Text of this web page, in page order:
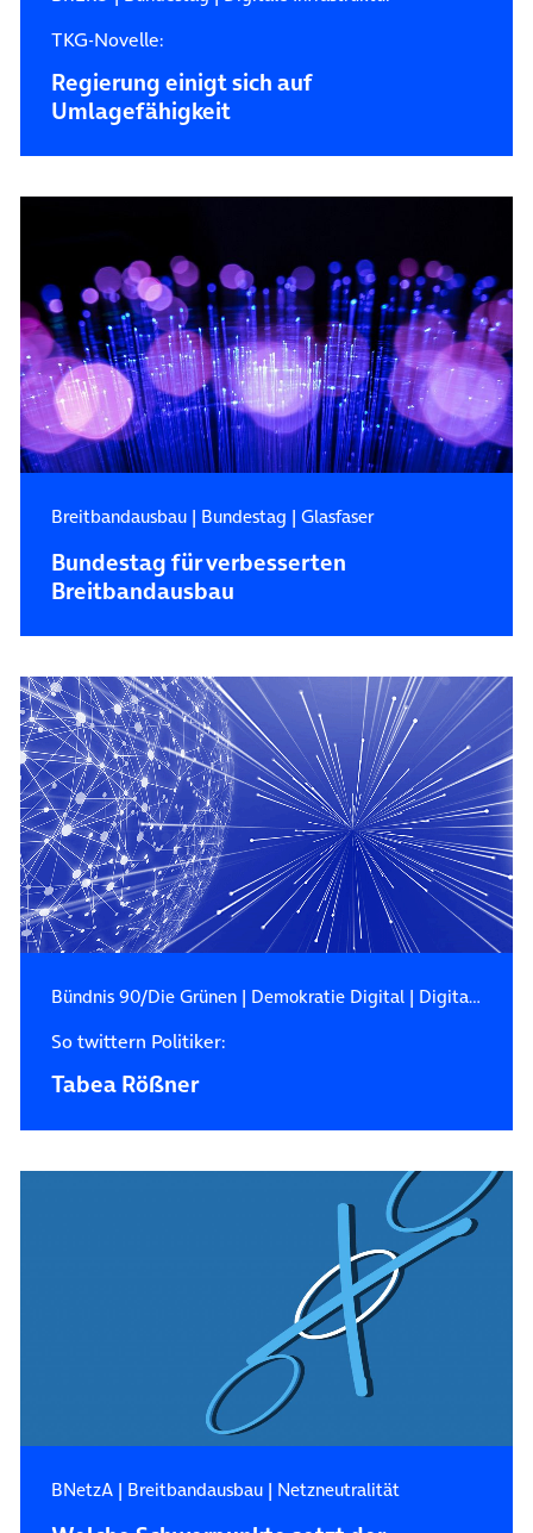
TKG-Novelle:
Regierung einigt sich auf
Umlagefähigkeit
Breitbandausbau| Bundestag | Glasfaser
Bundestag für verbesserten
Breitbandausbau
Bündnis 90/Die Grünen| Demokratie Digital| Digital Public Affairs
So twittern Politiker:
Tabea Rößner
BNetzA| Breitbandausbau| Netzneutralität